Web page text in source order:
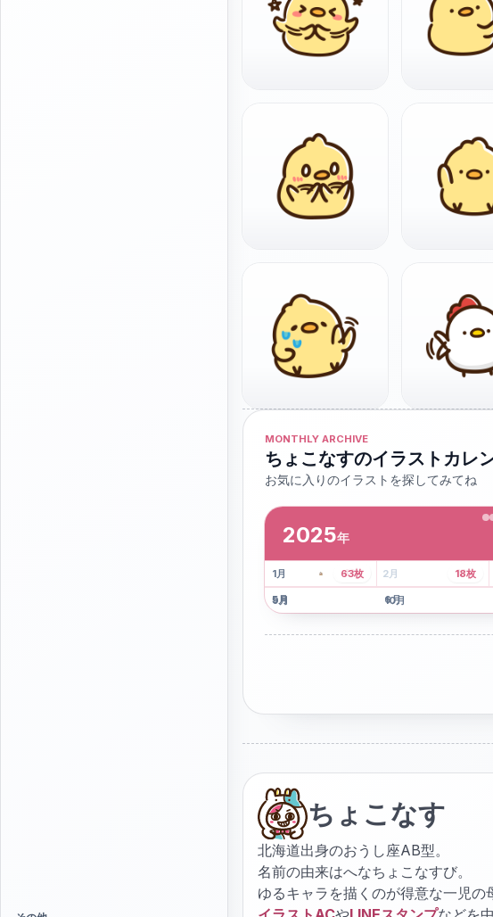
MONTHLY ARCHIVE
ちょこなすのイラストカレ
お気に入りのイラストを探してみてね
2025年
1月 2枚 2月
5月
41枚
6月
13枚
9月
63枚
10月
18枚
ちょこなす
北海道出身のおうし座AB型。
名前の由来はへなちょこなすび。
ゆるキャラを描くのが得意な一児の